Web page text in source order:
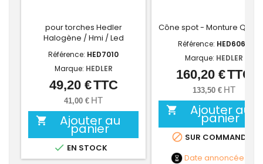
pour torches Hedler
Halogène / Hmi / Led
Référence: HED7010
Marque: HEDLER
Prix
49,20 €TTC
41,00 € HT
 Ajouter au
panier
 EN STOCK
Cône spot - Monture
Référence: HED6065
Marque: HEDLER
Prix
160,20 €TTC
133,50 € HT
 Ajouter au
panier
 SUR COMMANDE
Date annoncée